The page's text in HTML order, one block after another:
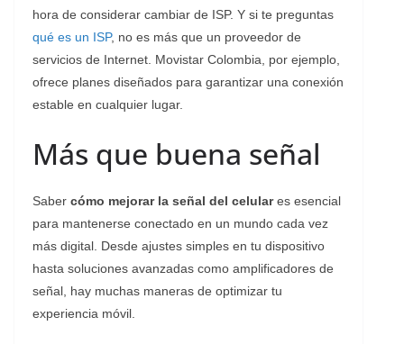
hora de considerar cambiar de ISP. Y si te preguntas
qué es un ISP, no es más que un proveedor de
servicios de Internet. Movistar Colombia, por ejemplo,
ofrece planes diseñados para garantizar una conexión
estable en cualquier lugar.
Más que buena señal
Saber cómo mejorar la señal del celulares esencial
para mantenerse conectado en un mundo cada vez
más digital. Desde ajustes simples en tu dispositivo
hasta soluciones avanzadas como amplificadores de
señal, hay muchas maneras de optimizar tu
experiencia móvil.